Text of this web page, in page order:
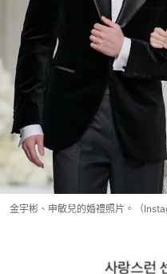
金宇彬、申敏兒的婚禮照片。（